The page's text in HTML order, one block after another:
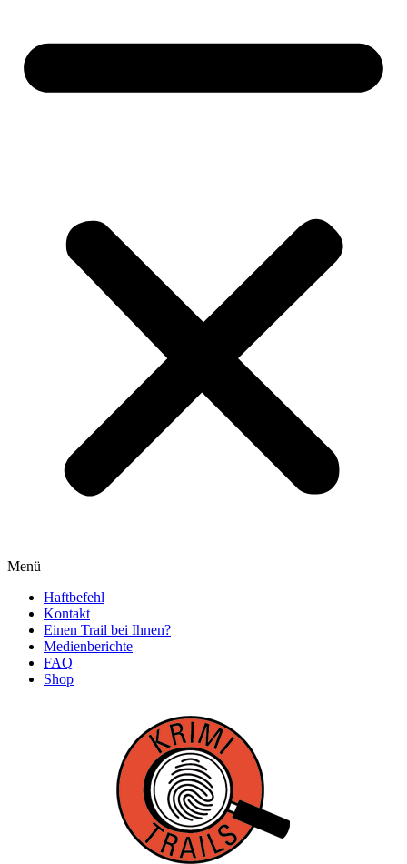
Menü
Haftbefehl
Kontakt
Einen Trail bei Ihnen?
Medienberichte
FAQ
Shop